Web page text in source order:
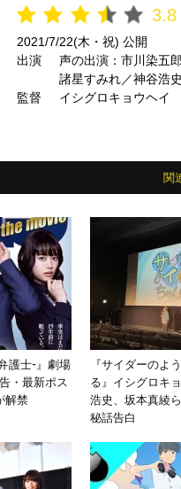
3.8
2021/7/22(木・祝) 公開
出演
声の出演：市川染五
諸星すみれ／神谷浩
監督
イシグロキョウヘイ
関
護士-』劇場
・最新ポス
解禁
『サイダーのよ
る』イシグロキ
浩史、坂本真綾
秘話告白